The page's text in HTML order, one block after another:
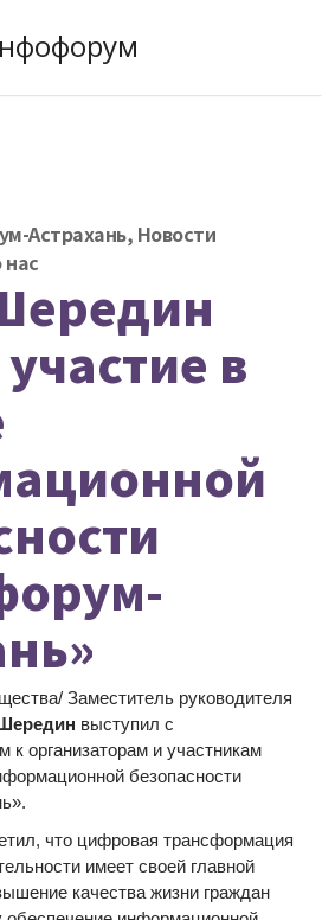
Астрахань, Новости
в
Заместитель руководителя
выступил с
к организаторам и участникам
безопасности
что цифровая трансформация
имеет своей главной
качества жизни граждан